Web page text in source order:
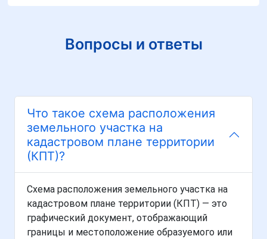
Вопросы и ответы
Что такое схема расположения
земельного участка на
кадастровом плане территории
(КПТ)?
Схема расположения земельного участка на
кадастровом плане территории (КПТ) — это
графический документ, отображающий
границы и местоположение образуемого или